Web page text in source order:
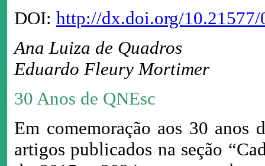
DOI: http://dx.doi.org/
Ana Luiza de Quadros
Eduardo Fleury Mortimer
30 Anos de QNEsc
Em comemoração aos 30 anos
artigos publicados na seção